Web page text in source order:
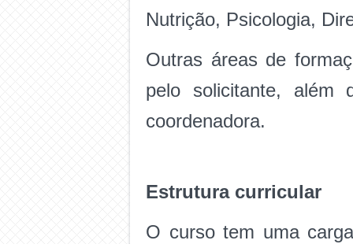
Nutrição, Psicologia,
Outras áreas de
pelo solicitante, além
coordenadora.
Estrutura curricular
O curso tem uma